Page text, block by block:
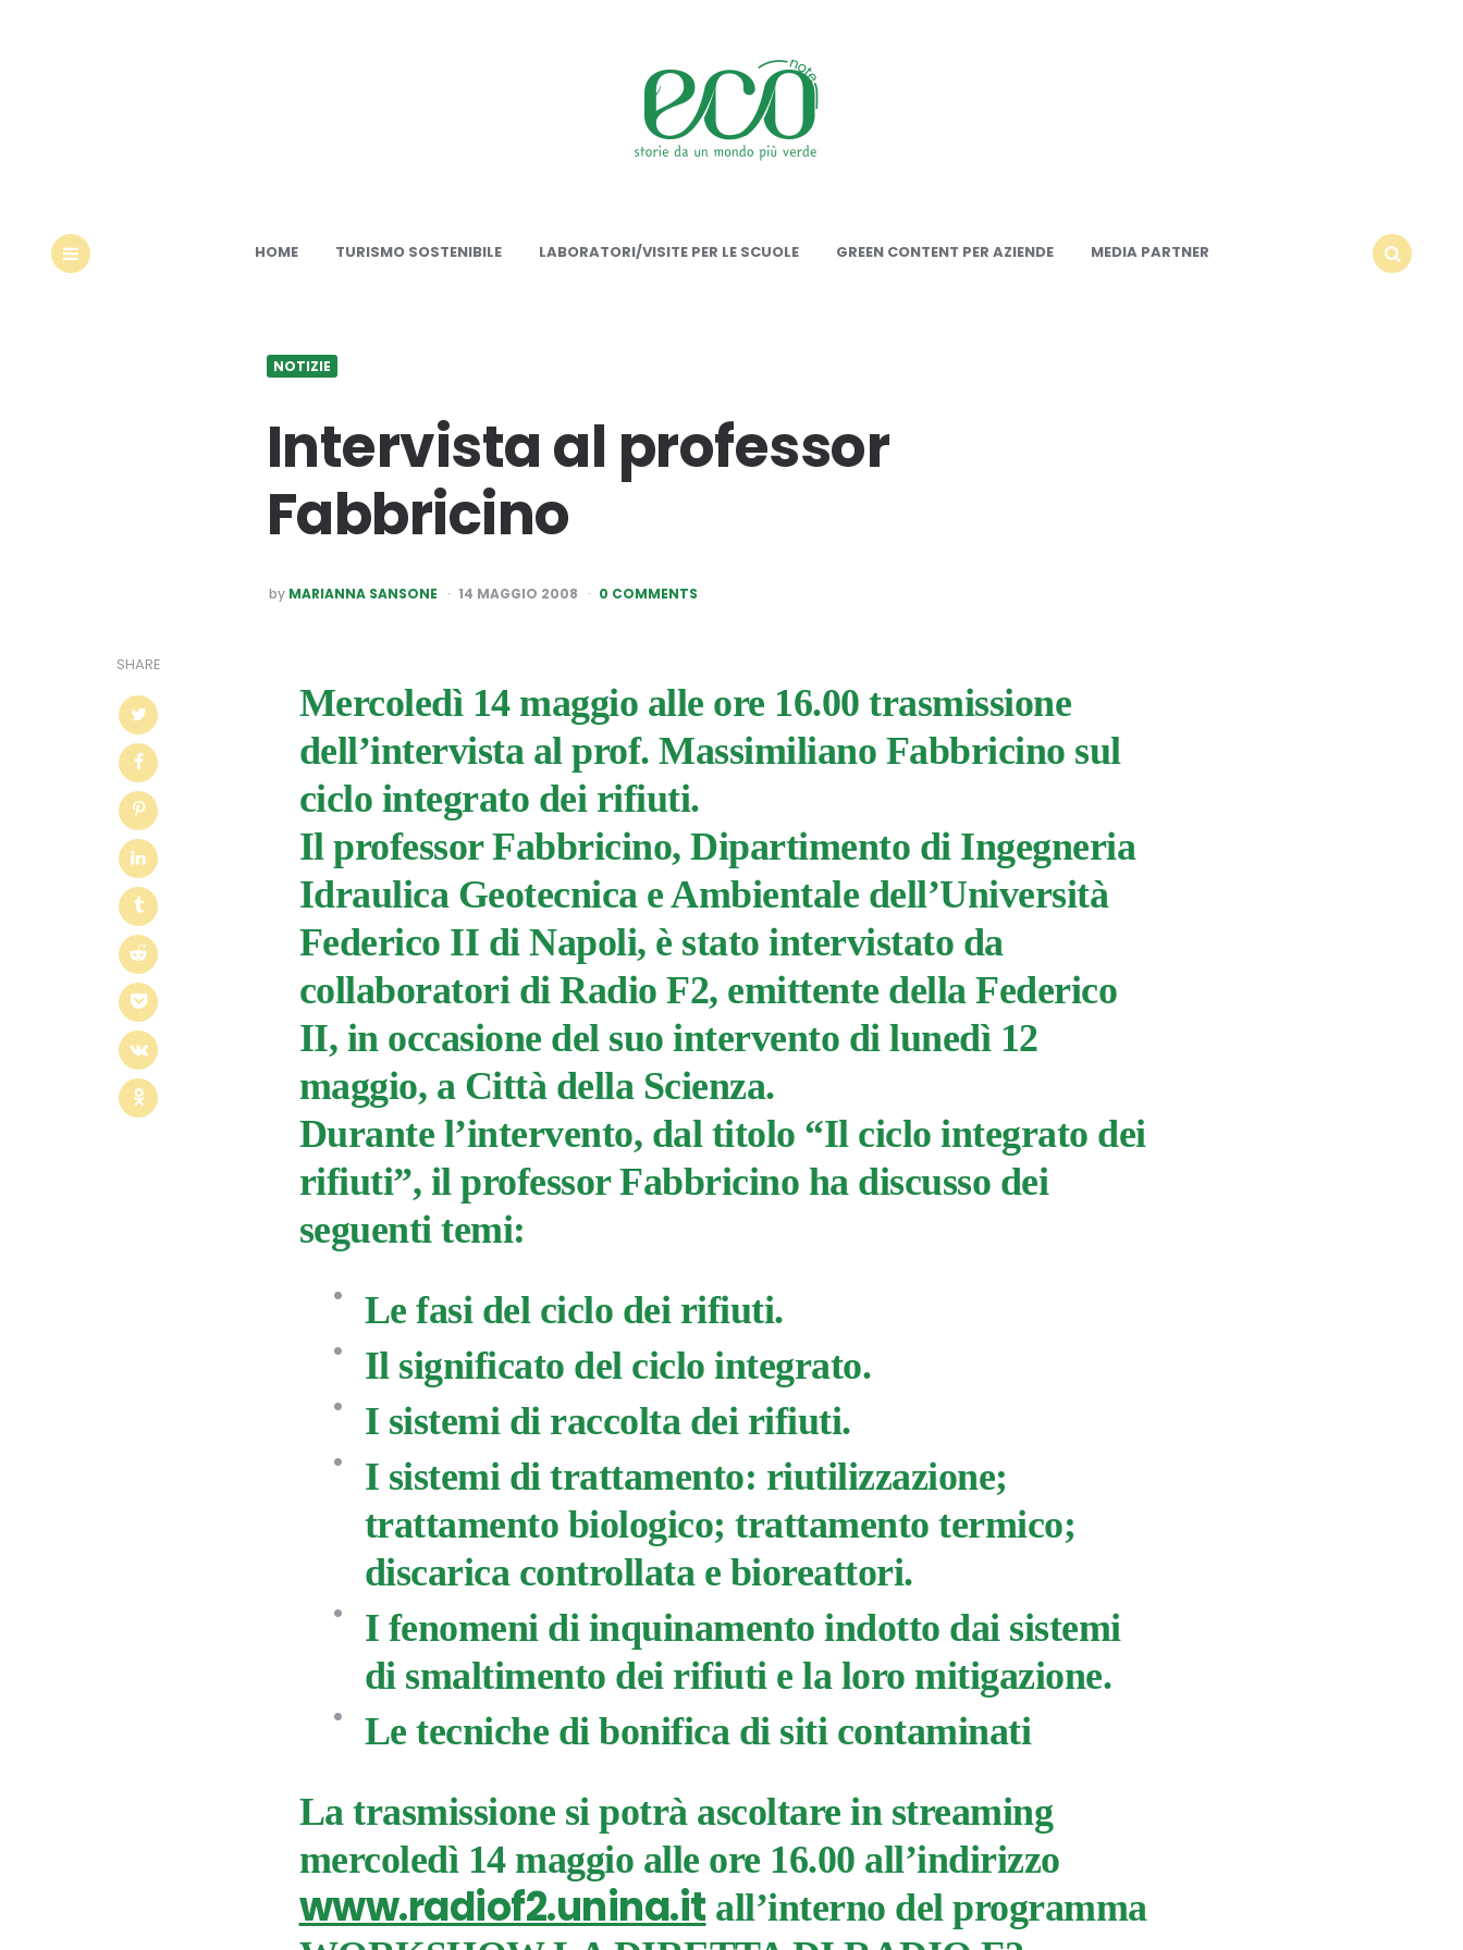
HOME TURISMO SOSTENIBILE LABORATORI/VISITE PER LE SCUOLE GREEN CONTENT PER AZIENDE
MEDIA PARTNER
NOTIZIE
Intervista al professor
Fabbricino
POSTED
BY
by MARIANNA SANSONE 14 MAGGIO 2008 0 COMMENTS
SHARE
Mercoledì 14 maggio alle ore 16.00 trasmissione
dell’intervista al prof. Massimiliano Fabbricino sul
ciclo integrato dei rifiuti.
Il professor Fabbricino, Dipartimento di Ingegneria
Idraulica Geotecnica e Ambientale dell’Università
Federico II di Napoli, è stato intervistato da
collaboratori di Radio F2, emittente della Federico
II, in occasione del suo intervento di lunedì 12
maggio, a Città della Scienza.
Durante l’intervento, dal titolo “Il ciclo integrato dei
rifiuti”, il professor Fabbricino ha discusso dei
seguenti temi:
Le fasi del ciclo dei rifiuti.
Il significato del ciclo integrato.
I sistemi di raccolta dei rifiuti.
I sistemi di trattamento: riutilizzazione;
trattamento biologico; trattamento termico;
discarica controllata e bioreattori.
I fenomeni di inquinamento indotto dai sistemi
di smaltimento dei rifiuti e la loro mitigazione.
Le tecniche di bonifica di siti contaminati
La trasmissione si potrà ascoltare in streaming
mercoledì 14 maggio alle ore 16.00 all’indirizzo
www.radiof2.unina.it all’interno del programma